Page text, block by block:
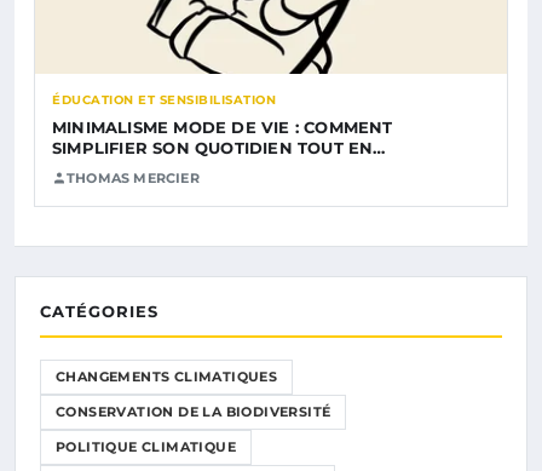
ÉDUCATION ET SENSIBILISATION
MINIMALISME MODE DE VIE : COMMENT
SIMPLIFIER SON QUOTIDIEN TOUT EN…
THOMAS MERCIER
CATÉGORIES
CHANGEMENTS CLIMATIQUES
CONSERVATION DE LA BIODIVERSITÉ
POLITIQUE CLIMATIQUE